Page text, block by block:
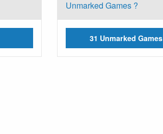
31 Unmarked Games